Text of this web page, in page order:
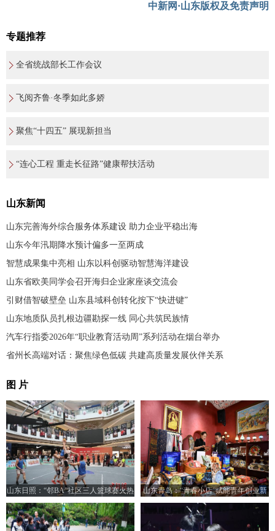
中新网·山东版权及免责声明
专题推荐
全省统战部长工作会议
飞阅齐鲁·冬季如此多娇
聚焦“十四五” 展现新担当
“连心工程 重走长征路”健康帮扶活动
山东新闻
山东完善海外综合服务体系建设 助力企业平稳出海
山东今年汛期降水预计偏多一至两成
智慧成果集中亮相 山东以科创驱动智慧海洋建设
山东省欧美同学会召开海归企业家座谈交流会
引财借智破壁垒 山东县域科创转化按下“快进键”
山东地质队员扎根边疆勘探一线 同心共筑民族情
汽车行指委2026年“职业教育活动周”系列活动在烟台举办
省州长高端对话：聚焦绿色低碳 共建高质量发展伙伴关系
图 片
山东日照：“邻BA”社区三人篮球赛火热
开打
山东青岛：“青春小店”赋能青年创业新
活力